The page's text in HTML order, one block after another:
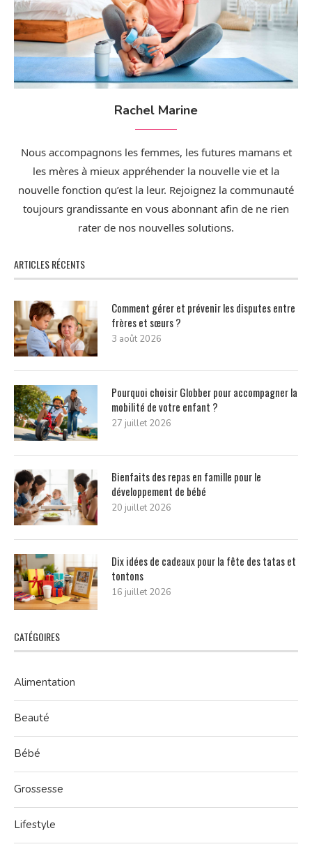
Rachel Marine
Nous accompagnons les femmes, les futures mamans et
les mères à mieux appréhender la nouvelle vie et la
nouvelle fonction qu’est la leur. Rejoignez la communauté
toujours grandissante en vous abonnant afin de ne rien
rater de nos nouvelles solutions.
ARTICLES RÉCENTS
Comment gérer et prévenir les disputes entre
frères et sœurs ?
3 août 2026
Pourquoi choisir Globber pour accompagner la
mobilité de votre enfant ?
27 juillet 2026
Bienfaits des repas en famille pour le
développement de bébé
20 juillet 2026
Dix idées de cadeaux pour la fête des tatas et
tontons
16 juillet 2026
CATÉGOIRES
Alimentation
Beauté
Bébé
Grossesse
Lifestyle